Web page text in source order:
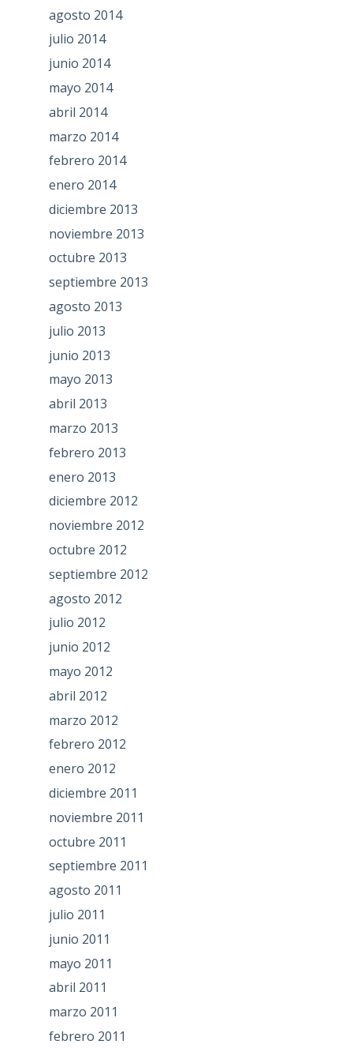
agosto 2014
julio 2014
junio 2014
mayo 2014
abril 2014
marzo 2014
febrero 2014
enero 2014
diciembre 2013
noviembre 2013
octubre 2013
septiembre 2013
agosto 2013
julio 2013
junio 2013
mayo 2013
abril 2013
marzo 2013
febrero 2013
enero 2013
diciembre 2012
noviembre 2012
octubre 2012
septiembre 2012
agosto 2012
julio 2012
junio 2012
mayo 2012
abril 2012
marzo 2012
febrero 2012
enero 2012
diciembre 2011
noviembre 2011
octubre 2011
septiembre 2011
agosto 2011
julio 2011
junio 2011
mayo 2011
abril 2011
marzo 2011
febrero 2011